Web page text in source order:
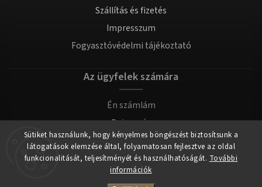
Sütiket használunk, hogy kényelmes böngészést biztosítsunk a
látogatások elemzése által, folyamatosan fejlesztve az oldal
funkcionalitását, teljesítményét és használhatóságát. További
információk
Szállítás és fizetés
Impresszum
Fogyasztóvédelmi tájékoztató
Az ügyfelek számára
Én számlám
Bejegyzés
Bejelentkezés